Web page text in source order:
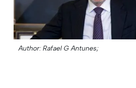
Author: Rafael G Antunes;